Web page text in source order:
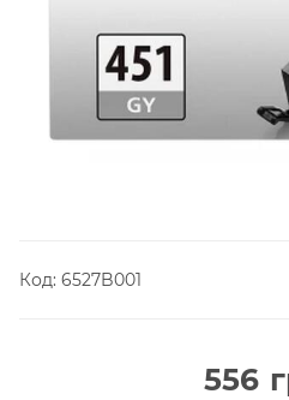
Код: 6527B001
556